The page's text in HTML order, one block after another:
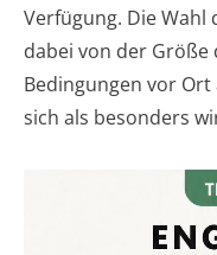
Verfügung. Die Wahl
dabei von der Größe
Bedingungen vor
sich als besonders